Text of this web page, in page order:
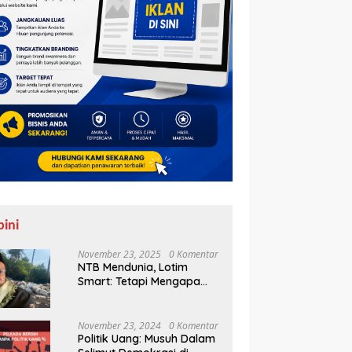
November 23, 2025 0 Komentar
NTB Mendunia, Lotim
Smart: Tetapi Mengapa
November 23, 2024 0 Komentar
Politik Uang: Musuh Dalam